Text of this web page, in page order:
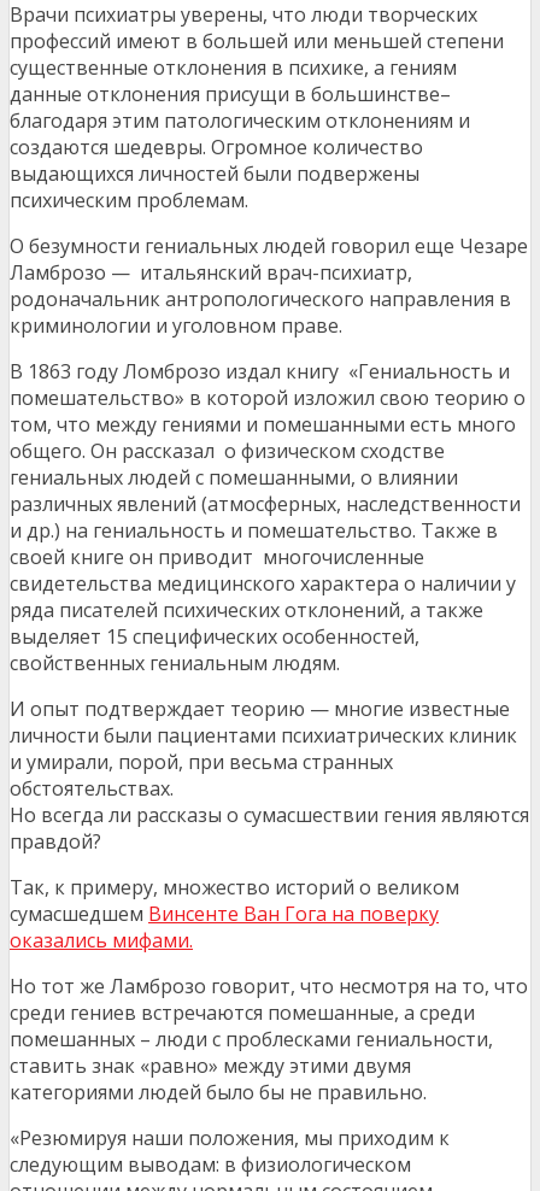
Врачи психиатры уверены, что люди творческих
профессий имеют в большей или меньшей степени
существенные отклонения в психике, а гениям
данные отклонения присущи в большинстве–
благодаря этим патологическим отклонениям и
создаются шедевры. Огромное количество
выдающихся личностей были подвержены
психическим проблемам.
О безумности гениальных людей говорил еще Чезаре
Ламброзо — итальянский врач-психиатр,
родоначальник антропологического направления в
криминологии и уголовном праве.
В 1863 году Ломброзо издал книгу «Гениальность и
помешательство» в которой изложил свою теорию о
том, что между гениями и помешанными есть много
общего. Он рассказал о физическом сходстве
гениальных людей с помешанными, о влиянии
различных явлений (атмосферных, наследственности
и др.) на гениальность и помешательство. Также в
своей книге он приводит многочисленные
свидетельства медицинского характера о наличии у
ряда писателей психических отклонений, а также
выделяет 15 специфических особенностей,
свойственных гениальным людям.
И опыт подтверждает теорию — многие известные
личности были пациентами психиатрических клиник
и умирали, порой, при весьма странных
обстоятельствах.
Но всегда ли рассказы о сумасшествии гения являются
правдой?
Так, к примеру, множество историй о великом
сумасшедшем Винсенте Ван Гога на поверку
оказались мифами.
Но тот же Ламброзо говорит, что несмотря на то, что
среди гениев встречаются помешанные, а среди
помешанных – люди с проблесками гениальности,
ставить знак «равно» между этими двумя
категориями людей было бы не правильно.
«Резюмируя наши положения, мы приходим к
следующим выводам: в физиологическом